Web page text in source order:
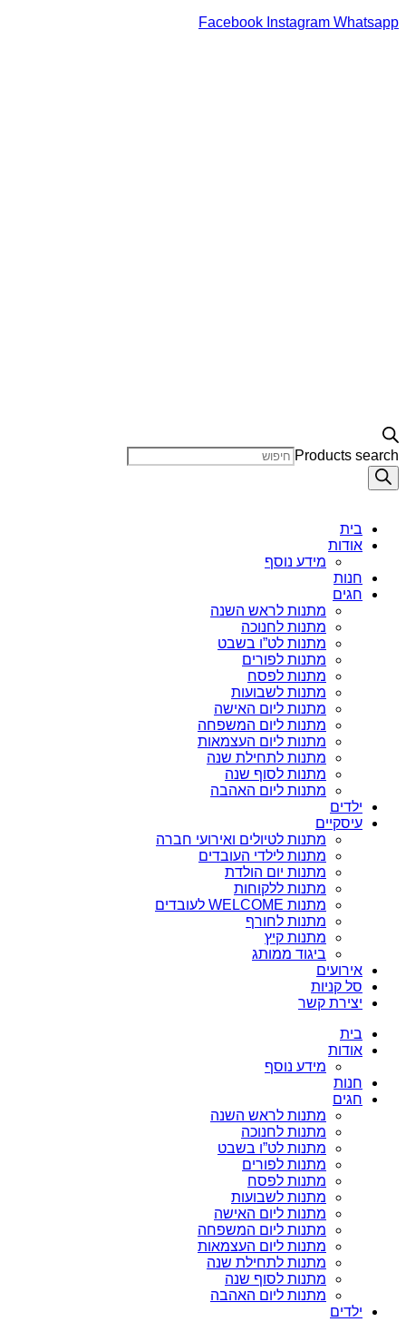
Facebook Instagram Whatsapp
Products search
בית
אודות
מידע נוסף
חנות
חגים
מתנות לראש השנה
מתנות לחנוכה
מתנות לט”ו בשבט
מתנות לפורים
מתנות לפסח
מתנות לשבועות
מתנות ליום האישה
מתנות ליום המשפחה
מתנות ליום העצמאות
מתנות לתחילת שנה
מתנות לסוף שנה
מתנות ליום האהבה
ילדים
עיסקיים
מתנות לטיולים ואירועי חברה
מתנות לילדי העובדים
מתנות יום הולדת
מתנות ללקוחות
מתנות WELCOME לעובדים
מתנות לחורף
מתנות קיץ
ביגוד ממותג
אירועים
סל קניות
יצירת קשר
בית
אודות
מידע נוסף
חנות
חגים
מתנות לראש השנה
מתנות לחנוכה
מתנות לט”ו בשבט
מתנות לפורים
מתנות לפסח
מתנות לשבועות
מתנות ליום האישה
מתנות ליום המשפחה
מתנות ליום העצמאות
מתנות לתחילת שנה
מתנות לסוף שנה
מתנות ליום האהבה
ילדים